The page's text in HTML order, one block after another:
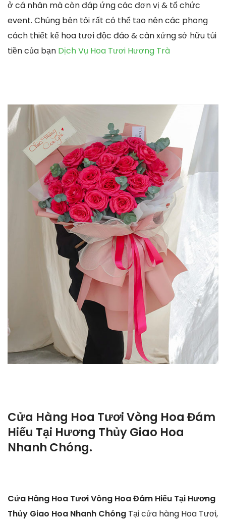
ở cá nhân mà còn đáp ứng các đơn vị & tổ chức
event. Chúng bên tôi rất có thể tạo nên các phong
cách thiết kế hoa tươi độc đáo & cân xứng sở hữu túi
tiền của bạn Dịch Vụ Hoa Tươi Hương Trà
Cửa Hàng Hoa Tươi Vòng Hoa Đám
Hiếu Tại Hương Thủy Giao Hoa
Nhanh Chóng.
Cửa Hàng Hoa Tươi Vòng Hoa Đám Hiếu Tại Hương
Thủy Giao Hoa Nhanh Chóng Tại cửa hàng Hoa Tươi,